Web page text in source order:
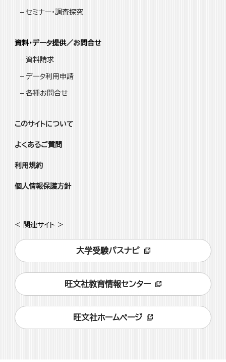
セミナー・調査探究
資料・データ提供／お問合せ
資料請求
データ利用申請
各種お問合せ
このサイトについて
よくあるご質問
利用規約
個人情報保護方針
< 関連サイト >
大学受験パスナビ
旺文社教育情報センター
旺文社ホームページ